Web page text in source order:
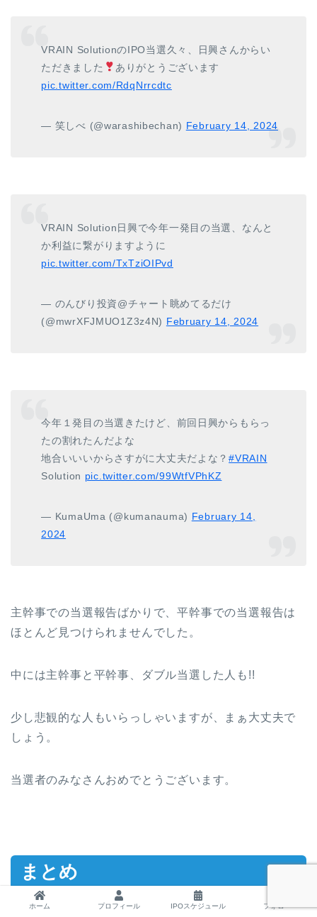
VRAIN SolutionのIPO当選久々、日興さんからい
ただきました
ありがとうございます
pic.twitter.com/RdqNrrcdtc
— 笑しべ (@warashibechan) February 14, 2024
VRAIN Solution日興で今年一発目の当選、なんと
か利益に繋がりますように
pic.twitter.com/TxTziOIPvd
— のんびり投資@チャート眺めてるだけ
(@mwrXFJMUO1Z3z4N) February 14, 2024
今年１発目の当選きたけど、前回日興からもらっ
たの割れたんだよな
地合いいいからさすがに大丈夫だよな？#VRAIN
Solution pic.twitter.com/99WtfVPhKZ
— KumaUma (@kumanauma) February 14,
2024
主幹事での当選報告ばかりで、平幹事での当選報告は
ほとんど見つけられませんでした。
中には主幹事と平幹事、ダブル当選した人も!!
少し悲観的な人もいらっしゃいますが、まぁ大丈夫で
しょう。
当選者のみなさんおめでとうございます。
まとめ
ホーム プロフィール IPOスケジュール フォロー